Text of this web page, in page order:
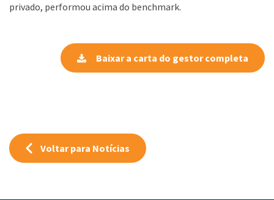
privado, performou acima do benchmark.
Baixar a carta do gestor completa
Voltar para Notícias